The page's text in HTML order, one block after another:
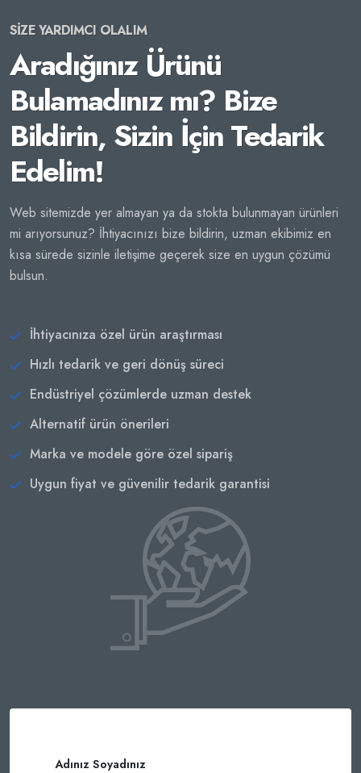
SİZE YARDIMCI OLALIM
Aradığınız Ürünü
Bulamadınız mı? Bize
Bildirin, Sizin İçin Tedarik
Edelim!
Web sitemizde yer almayan ya da stokta bulunmayan ürünleri
mi arıyorsunuz? İhtiyacınızı bize bildirin, uzman ekibimiz en
kısa sürede sizinle iletişime geçerek size en uygun çözümü
bulsun.
İhtiyacınıza özel ürün araştırması
Hızlı tedarik ve geri dönüş süreci
Endüstriyel çözümlerde uzman destek
Alternatif ürün önerileri
Marka ve modele göre özel sipariş
Uygun fiyat ve güvenilir tedarik garantisi
Adınız Soyadınız